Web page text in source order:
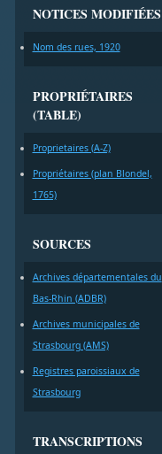
NOTICES MODIFIÉES
Nom des rues, 1920
PROPRIÉTAIRES
(TABLE)
Proprietaires (A-Z)
Propriétaires (plan Blondel,
1765)
SOURCES
Archives départementales du
Bas-Rhin (ADBR)
Archives municipales de
Strasbourg (AMS)
Registres paroissiaux de
Strasbourg
TRANSCRIPTIONS